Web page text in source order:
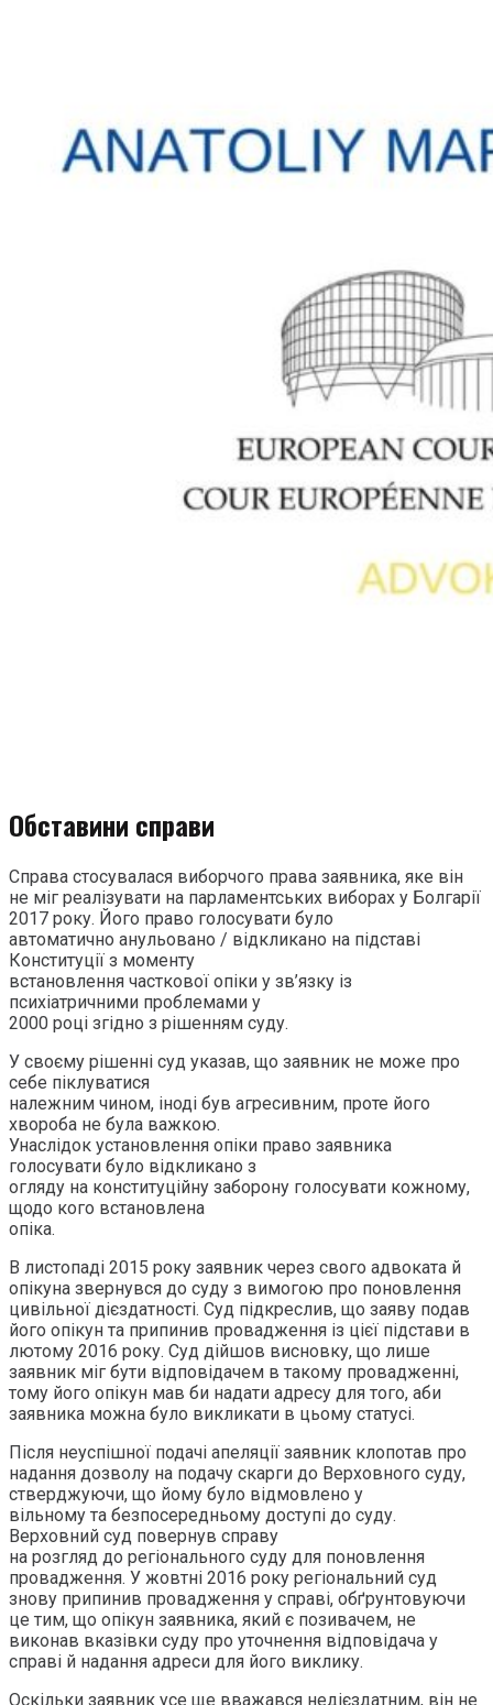
Обставини справи
Справа стосувалася виборчого права заявника, яке він
не міг реалізувати на парламентських виборах у Болгарії
2017 року. Його право голосувати було
автоматично анульовано / відкликано на підставі
Конституції з моменту
встановлення часткової опіки у зв’язку із
психіатричними проблемами у
2000 році згідно з рішенням суду.
У своєму рішенні суд указав, що заявник не може про
себе піклуватися
належним чином, іноді був агресивним, проте його
хвороба не була важкою.
Унаслідок установлення опіки право заявника
голосувати було відкликано з
огляду на конституційну заборону голосувати кожному,
щодо кого встановлена
опіка.
В листопаді 2015 року заявник через свого адвоката й
опікуна звернувся до суду з вимогою про поновлення
цивільної дієздатності. Суд підкреслив, що заяву подав
його опікун та припинив провадження із цієї підстави в
лютому 2016 року. Суд дійшов висновку, що лише
заявник міг бути відповідачем в такому провадженні,
тому його опікун мав би надати адресу для того, аби
заявника можна було викликати в цьому статусі.
Після неуспішної подачі апеляції заявник клопотав про
надання дозволу на подачу скарги до Верховного суду,
стверджуючи, що йому було відмовлено у
вільному та безпосередньому доступі до суду.
Верховний суд повернув справу
на розгляд до регіонального суду для поновлення
провадження. У жовтні 2016 року регіональний суд
знову припинив провадження у справі, обґрунтовуючи
це тим, що опікун заявника, який є позивачем, не
виконав вказівки суду про уточнення відповідача у
справі й надання адреси для його виклику.
Оскільки заявник усе ще вважався недієздатним, він не